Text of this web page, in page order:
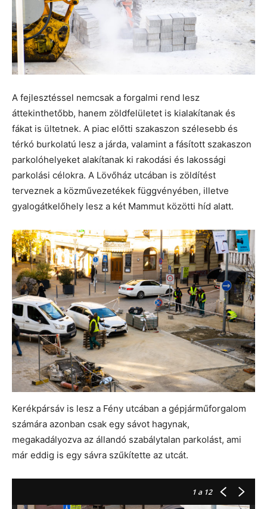
A fejlesztéssel nemcsak a forgalmi rend lesz
áttekinthetőbb, hanem zöldfelületet is kialakítanak és
fákat is ültetnek. A piac előtti szakaszon szélesebb és
térkó burkolatú lesz a járda, valamint a fásított szakaszon
parkolóhelyeket alakítanak ki rakodási és lakossági
parkolási célokra. A Lövőház utcában is zöldítést
terveznek a közművezetékek függvényében, illetve
gyalogátkelőhely lesz a két Mammut közötti híd alatt.
Kerékpársáv is lesz a Fény utcában a gépjárműforgalom
számára azonban csak egy sávot hagynak,
megakadályozva az állandó szabálytalan parkolást, ami
már eddig is egy sávra szűkítette az utcát.
1 a 12